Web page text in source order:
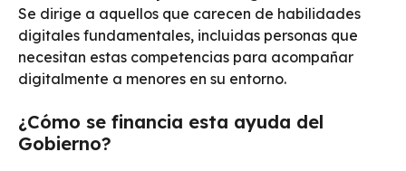
Se dirige a aquellos que carecen de habilidades
digitales fundamentales, incluidas personas que
necesitan estas competencias para acompañar
digitalmente a menores en su entorno.
¿Cómo se financia esta ayuda del
Gobierno?